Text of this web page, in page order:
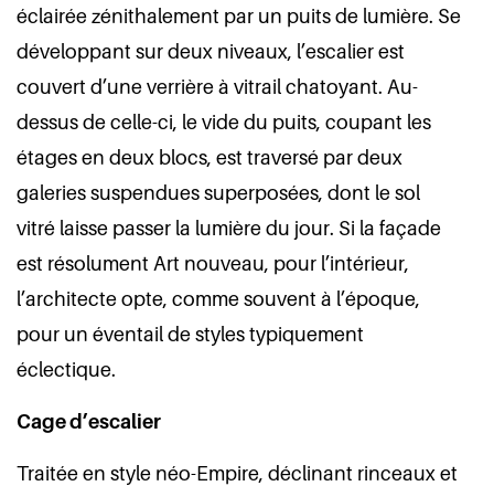
éclairée zénithalement par un puits de lumière. Se
développant sur deux niveaux, l’escalier est
couvert d’une verrière à vitrail chatoyant. Au-
dessus de celle-ci, le vide du puits, coupant les
étages en deux blocs, est traversé par deux
galeries suspendues superposées, dont le sol
vitré laisse passer la lumière du jour. Si la façade
est résolument Art nouveau, pour l’intérieur,
l’architecte opte, comme souvent à l’époque,
pour un éventail de styles typiquement
éclectique.
Cage d’escalier
Traitée en style néo-Empire, déclinant rinceaux et